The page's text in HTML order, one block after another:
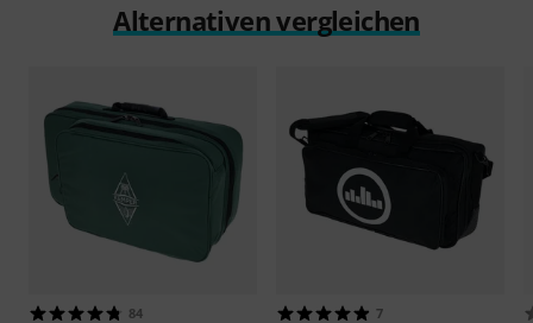
Alternativen vergleichen
84 7